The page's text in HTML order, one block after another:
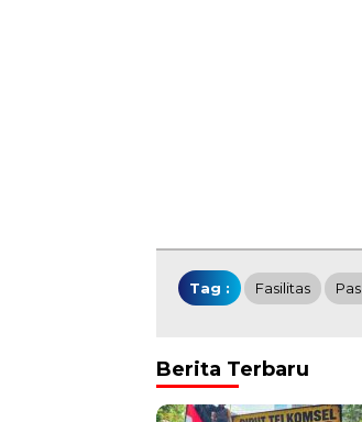
Tag : Fasilitas
Berita Terbaru